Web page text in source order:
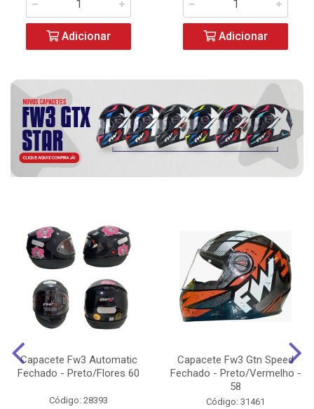
Adicionar Adicionar
Capacete Fw3 Automatic
Fechado - Preto/Flores 60
Código: 28393
Capacete Fw3 Gtn Speed
Fechado - Preto/Vermelho -
58
Código: 31461